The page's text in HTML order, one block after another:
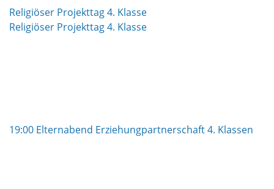
Religiöser Projekttag 4. Klasse
Religiöser Projekttag 4. Klasse
19:00 Elternabend Erziehungpartnerschaft 4. Klassen